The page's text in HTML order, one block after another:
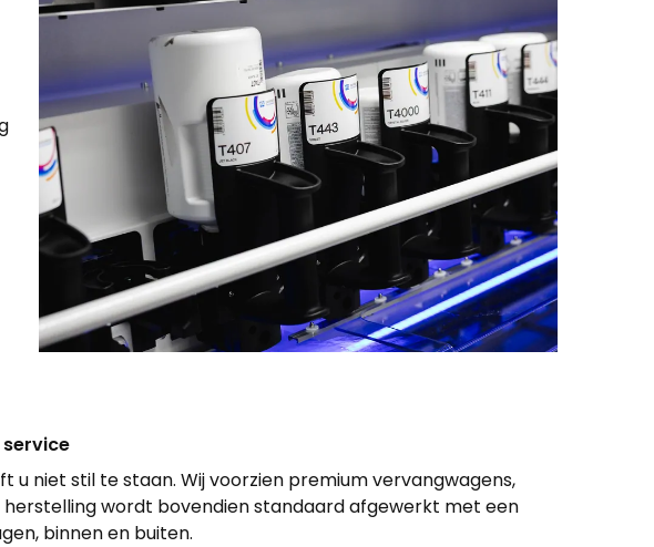
u niet stil te staan. Wij voorzien premium vervangwagens,
herstelling wordt bovendien standaard afgewerkt met een
binnen en buiten.